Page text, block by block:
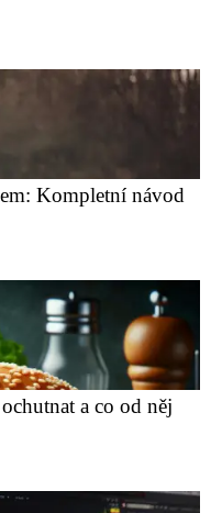
Kompletní návod
a co od něj